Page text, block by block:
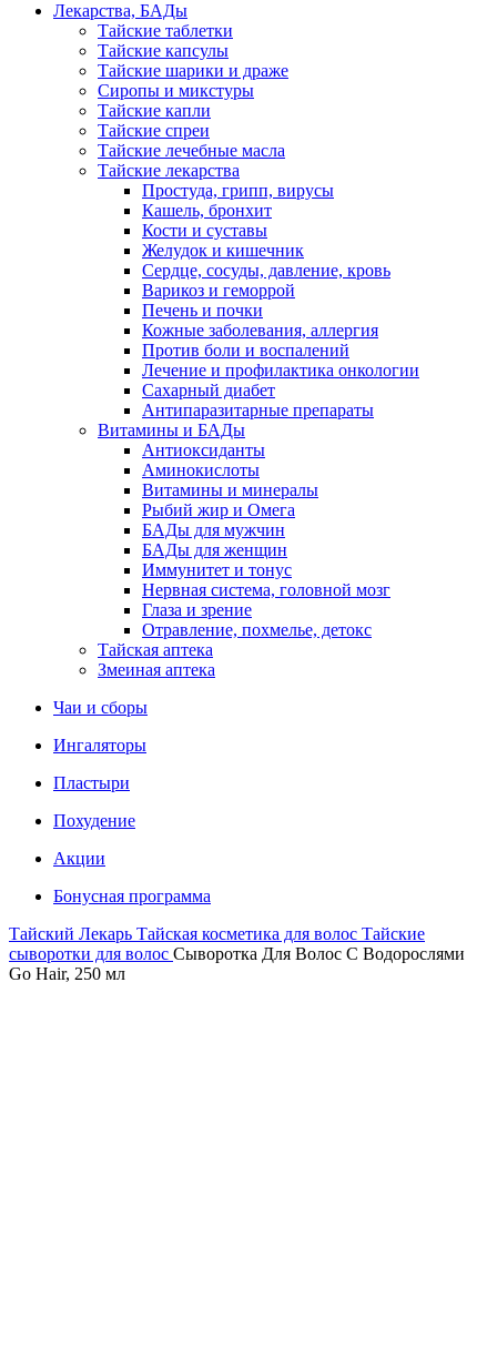
Лекарства, БАДы
Тайские таблетки
Тайские капсулы
Тайские шарики и драже
Сиропы и микстуры
Тайские капли
Тайские спреи
Тайские лечебные масла
Тайские лекарства
Простуда, грипп, вирусы
Кашель, бронхит
Кости и суставы
Желудок и кишечник
Сердце, сосуды, давление, кровь
Варикоз и геморрой
Печень и почки
Кожные заболевания, аллергия
Против боли и воспалений
Лечение и профилактика онкологии
Сахарный диабет
Антипаразитарные препараты
Витамины и БАДы
Антиоксиданты
Аминокислоты
Витамины и минералы
Рыбий жир и Омега
БАДы для мужчин
БАДы для женщин
Иммунитет и тонус
Нервная система, головной мозг
Глаза и зрение
Отравление, похмелье, детокс
Тайская аптека
Змеиная аптека
Чаи и сборы
Ингаляторы
Пластыри
Похудение
Акции
Бонусная программа
Тайский Лекарь Тайская косметика для волос Тайские
сыворотки для волос Сыворотка Для Волос С Водорослями
Go Hair, 250 мл